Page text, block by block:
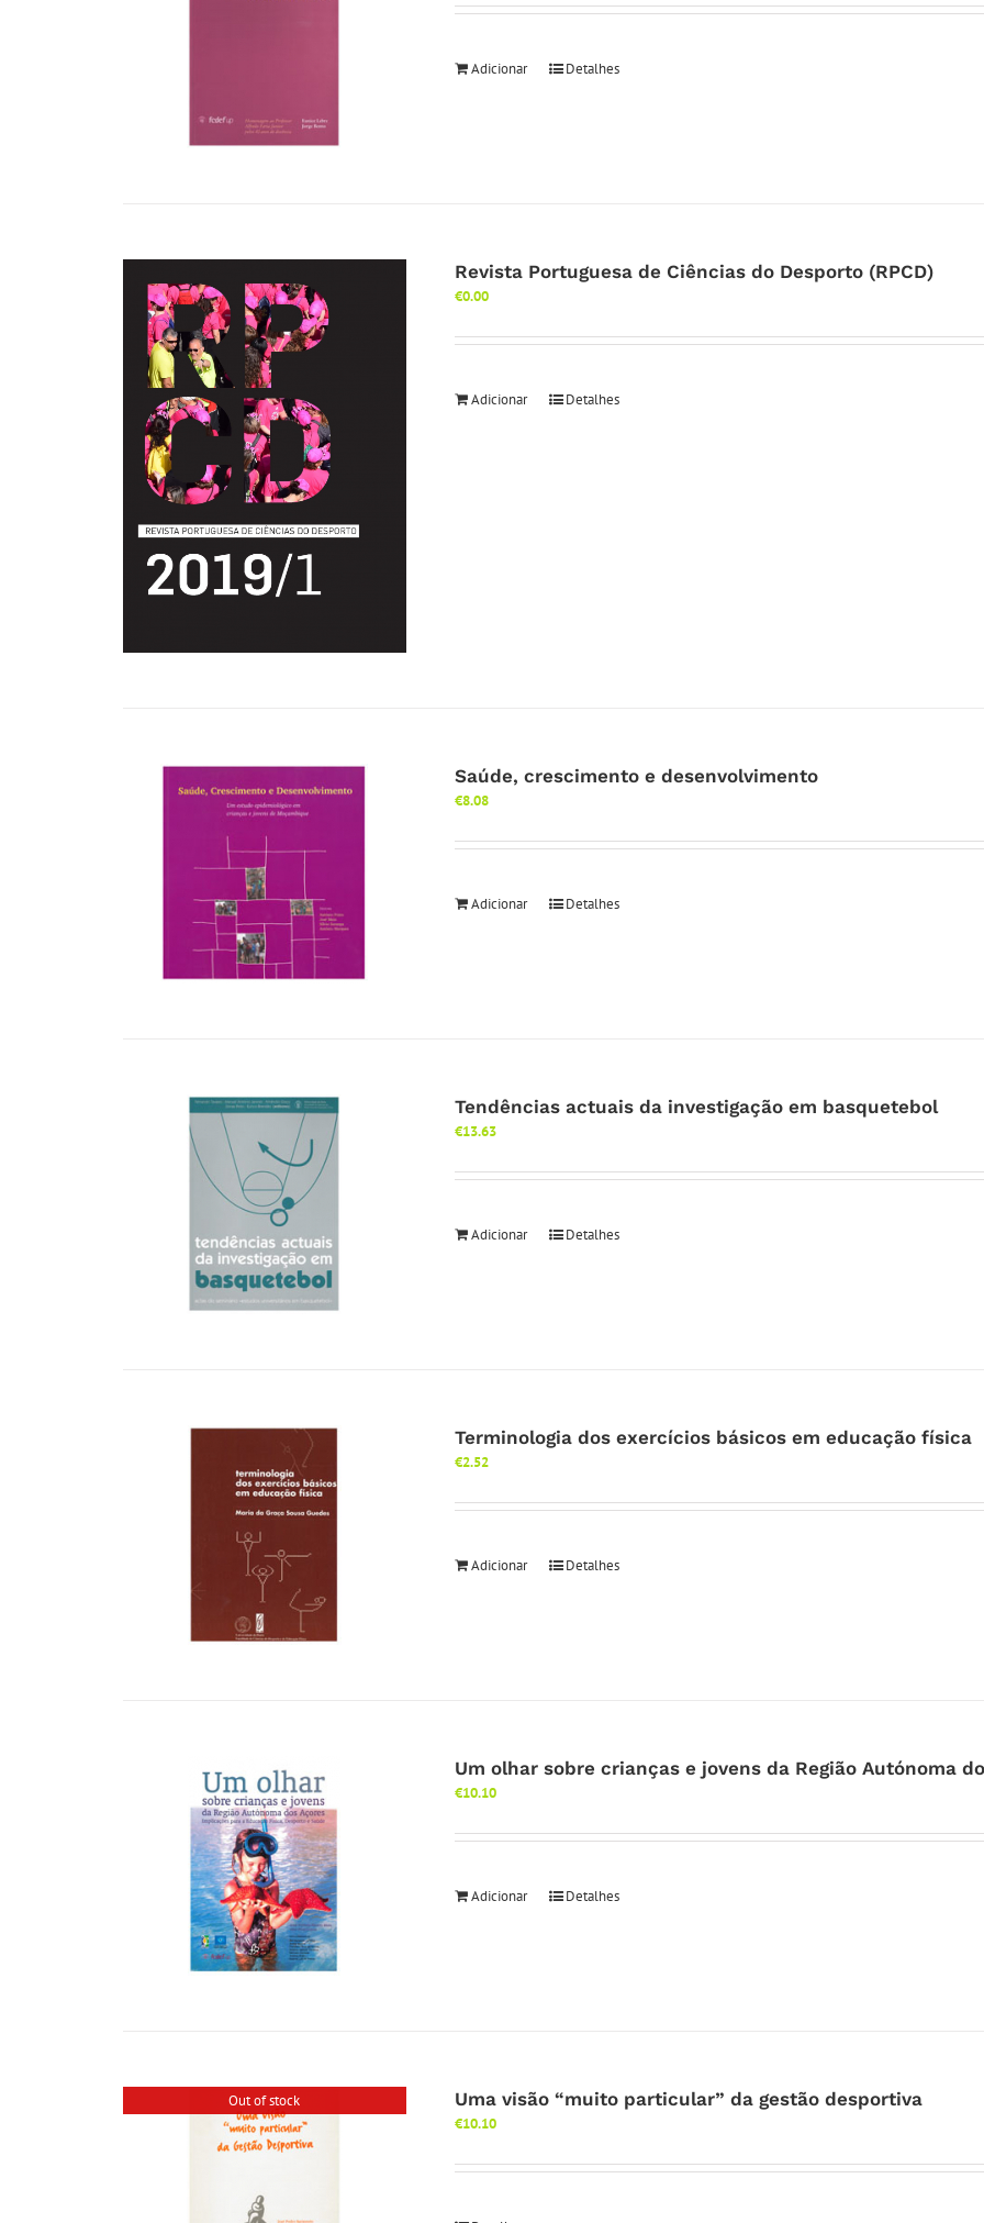
Adicionar Detalhes
Revista Portuguesa de Ciências do Desporto (RPCD)
€0.00
Adicionar Detalhes
Saúde, crescimento e desenvolvimento
€8.08
Adicionar Detalhes
Tendências actuais da investigação em basquetebol
€13.63
Adicionar Detalhes
Terminologia dos exercícios básicos em educação física
€2.52
Adicionar Detalhes
Um olhar sobre crianças e jovens da Região Autónoma
€10.10
Adicionar Detalhes
Out of stock Uma visão “muito particular” da gestão desportiva
€10.10